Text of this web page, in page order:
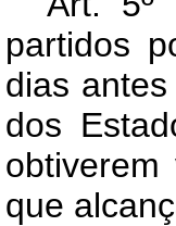
partidos
dias
dos
que